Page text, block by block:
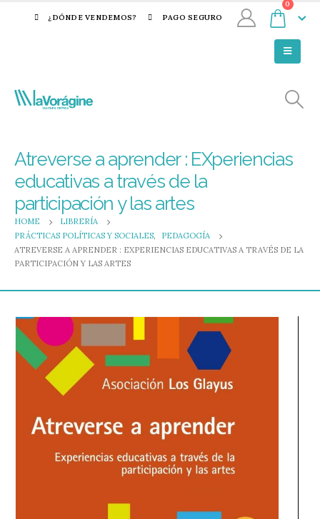
¿DÓNDE VENDEMOS? PAGO SEGURO
0
Atreverse a aprender : EXperiencias
educativas a través de la
participación y las artes
HOME
LIBRERÍA
PRÁCTICAS POLÍTICAS Y SOCIALES,
PEDAGOGÍA
ATREVERSE A APRENDER : EXPERIENCIAS EDUCATIVAS A TRAVÉS DE LA
PARTICIPACIÓN Y LAS ARTES